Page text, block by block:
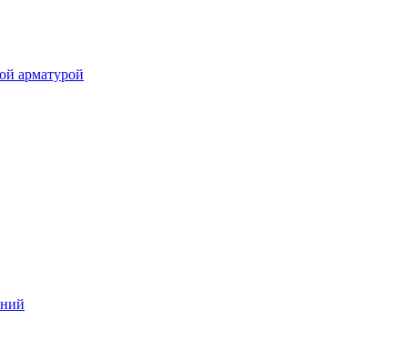
арматурой